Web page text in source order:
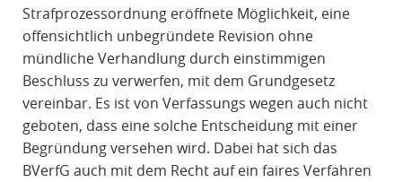
Strafprozessordnung eröffnete Möglichkeit, eine
offensichtlich unbegründete Revision ohne
mündliche Verhandlung durch einstimmigen
Beschluss zu verwerfen, mit dem Grundgesetz
vereinbar. Es ist von Verfassungs wegen auch nicht
geboten, dass eine solche Entscheidung mit einer
Begründung versehen wird. Dabei hat sich das
BVerfG auch mit dem Recht auf ein faires Verfahren